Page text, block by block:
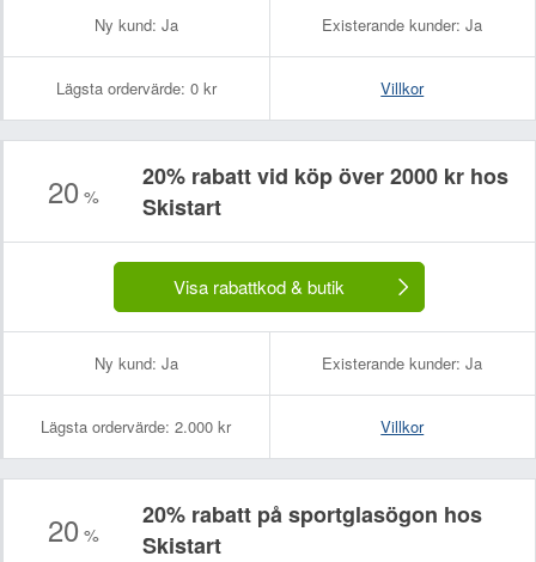
Ny kund: Ja Existerande kunder: Ja
Lägsta ordervärde: 0 kr Villkor
20 %
20% rabatt vid köp över 2000 kr hos
Skistart
Visa rabattkod & butik
Ny kund: Ja Existerande kunder: Ja
Lägsta ordervärde: 2.000 kr Villkor
20 %
20% rabatt på sportglasögon hos
Skistart